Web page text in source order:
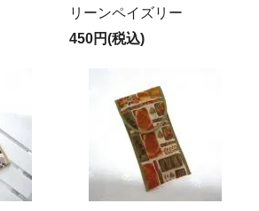
リーンペイズリー
450円(税込)